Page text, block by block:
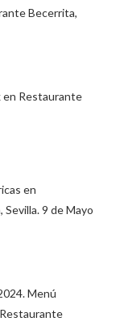
Becerrita,
en Restaurante
en
9 de Mayo
Menú